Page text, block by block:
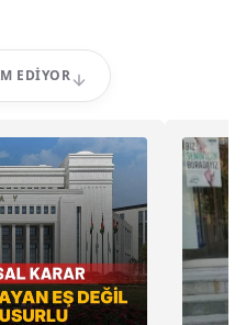
EDIYOR